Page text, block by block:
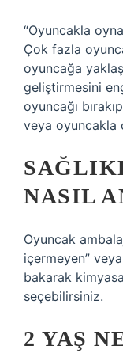
“Oyuncakla
Çok fazla
oyuncağa
geliştirmesini
oyuncağı
veya oyuncakla
NASIL
Oyuncak
içermeyen”
bakarak
seçebilirsiniz.
2 YAŞ